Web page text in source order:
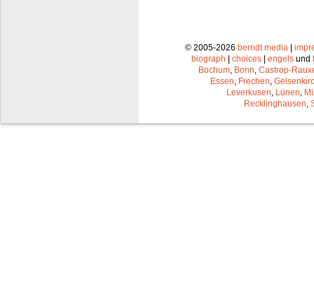
© 2005-2026 berndt media |
biograph | choices | engels und
Bochum Bonn Castrop-
Essen Frechen
Leverkusen Lünen
Recklinghausen